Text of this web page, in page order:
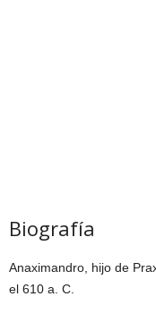
Biografía
Anaximandro, hijo de
el 610 a. C.